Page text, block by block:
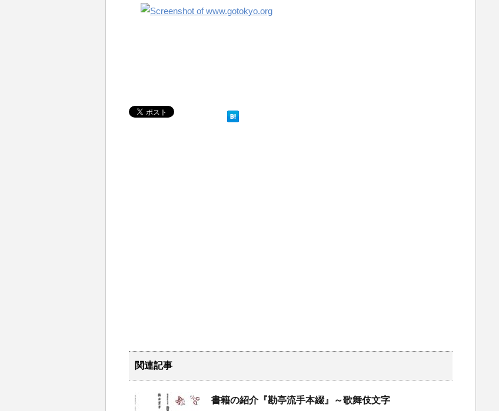
関連記事
書籍の紹介『勘亭流手本綴』～歌舞伎文字